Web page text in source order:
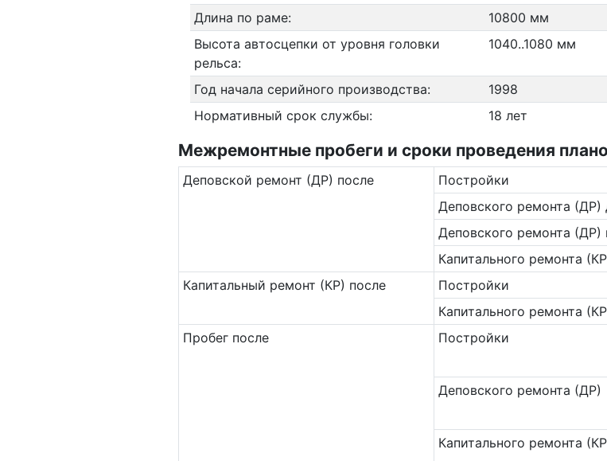
Длина по раме:
10800 мм
Высота автосцепки от уровня головки
рельса:
1040..1080 мм
Год начала серийного производства:
1998
Нормативный срок службы:
18 лет
Межремонтные пробеги и сроки проведения
Де­повс­кой ремонт (ДР) после Постройки
Деповского ремонта (ДР)
Деповского ремонта (ДР)
Капитального ремонта
Ка­пи­таль­ный ремонт (КР) после
Постройки
Капитального ремонта
Пробег после
Постройки
Деповского ремонта (ДР)
Капитального ремонта